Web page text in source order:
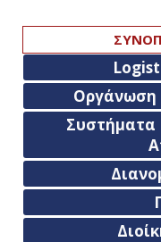
Οργάνωση
Συστήματα